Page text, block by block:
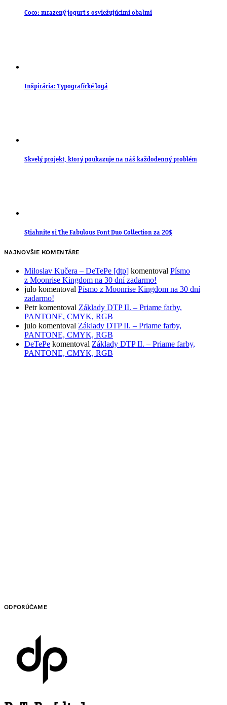
Coco: mrazený jogurt s osviežujúcimi obalmi
Inšpirácia: Typografické logá
Skvelý projekt, ktorý poukazuje na náš každodenný problém
Stiahnite si The Fabulous Font Duo Collection za 20$
NAJNOVŠIE KOMENTÁRE
Miloslav Kučera – DeTePe [dtp] komentoval Písmo
z Moonrise Kingdom na 30 dní zadarmo!
julo komentoval Písmo z Moonrise Kingdom na 30 dní
zadarmo!
Petrkomentoval Základy DTP II. – Priame farby,
PANTONE, CMYK, RGB
julo komentoval Základy DTP II. – Priame farby,
PANTONE, CMYK, RGB
DeTePe komentoval Základy DTP II. – Priame farby,
PANTONE, CMYK, RGB
ODPORÚČAME